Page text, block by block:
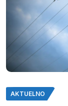
AKTUELNO